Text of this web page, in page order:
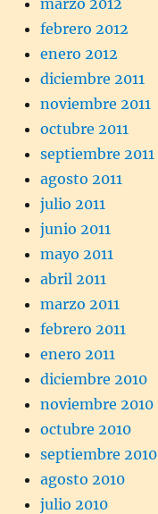
febrero 2012
enero 2012
diciembre 2011
noviembre 2011
octubre 2011
septiembre 2011
agosto 2011
julio 2011
junio 2011
mayo 2011
abril 2011
marzo 2011
febrero 2011
enero 2011
diciembre 2010
noviembre 2010
octubre 2010
septiembre 2010
agosto 2010
julio 2010